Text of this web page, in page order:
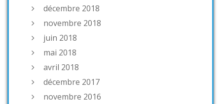
décembre 2018
novembre 2018
juin 2018
mai 2018
avril 2018
décembre 2017
novembre 2016